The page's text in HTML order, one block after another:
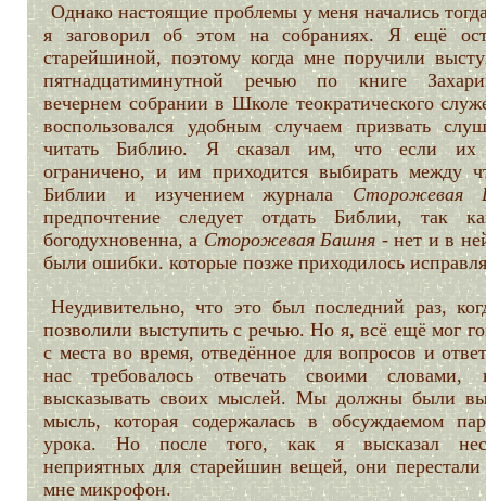
Однако настоящие проблемы у меня начались
я заговорил об этом на собраниях. Я ещё
старейшиной, поэтому когда мне поручили
пятнадцатиминутной речью по книге
вечернем собрании в Школе теократического
воспользовался удобным случаем призвать
читать Библию. Я сказал им, что если их
ограничено, и им приходится выбирать между
Библии и изучением журнала Сторожевая
предпочтение следует отдать Библии, так
богодухновенна, а Сторожевая Башня -нет и в
были ошибки. которые позже приходилось
Неудивительно, что это был последний раз,
позволили выступить с речью. Но я, всё ещё мог
с места во время, отведённое для вопросов и
нас требовалось отвечать своими
высказывать своих мыслей. Мы должны были
мысль, которая содержалась в обсуждаемом
урока. Но после того, как я высказал
неприятных для старейшин вещей, они перестали
мне микрофон.